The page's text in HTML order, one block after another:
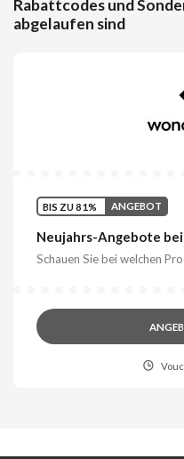
Rabattcodes und
abgelaufen sind
BIS ZU 81% ANGEBOT
Neujahrs-Angebote
Schauen Sie bei welchen